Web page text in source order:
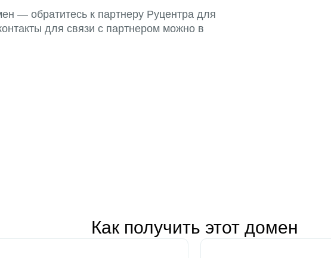
— обратитесь к партнеру Руцентра для
для связи с партнером можно в
Как получить этот домен